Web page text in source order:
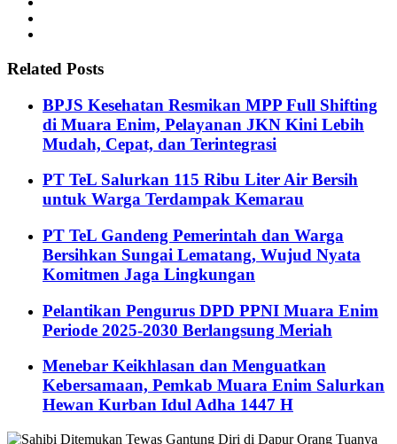
Related Posts
BPJS Kesehatan Resmikan MPP Full Shifting
di Muara Enim, Pelayanan JKN Kini Lebih
Mudah, Cepat, dan Terintegrasi
PT TeL Salurkan 115 Ribu Liter Air Bersih
untuk Warga Terdampak Kemarau
PT TeL Gandeng Pemerintah dan Warga
Bersihkan Sungai Lematang, Wujud Nyata
Komitmen Jaga Lingkungan
Pelantikan Pengurus DPD PPNI Muara Enim
Periode 2025-2030 Berlangsung Meriah
Menebar Keikhlasan dan Menguatkan
Kebersamaan, Pemkab Muara Enim Salurkan
Hewan Kurban Idul Adha 1447 H